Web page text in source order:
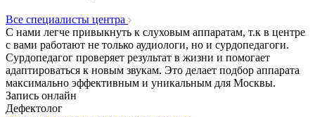
Все специалисты центра
С нами легче привыкнуть к слуховым аппаратам, т.к в центре
с вами работают не только аудиологи, но и сурдопедагоги.
Сурдопедагог проверяет результат в жизни и помогает
адаптироваться к новым звукам. Это делает подбор аппарата
максимально эффективным и уникальным для Москвы.
Запись онлайн
Дефектолог